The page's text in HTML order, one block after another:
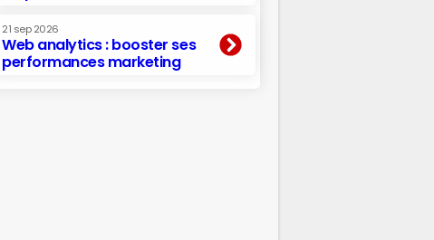
21 sep 2026
Web analytics : booster ses
performances marketing